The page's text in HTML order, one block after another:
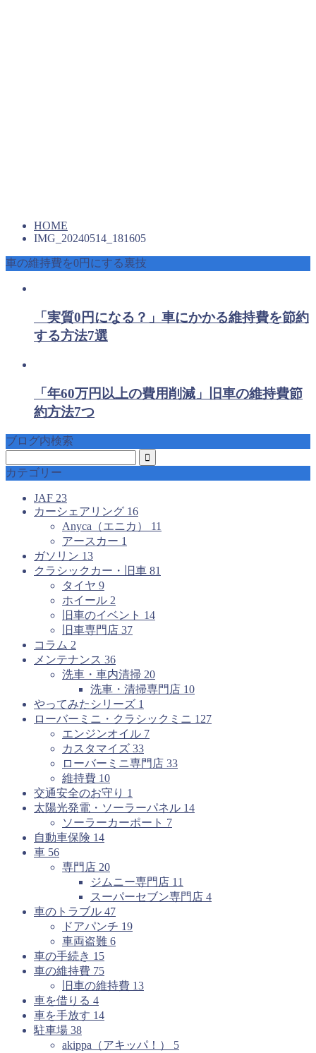
HOME
IMG_20240514_181605
車の維持費を0円にする裏技
「実質0円になる？」車にかかる維持費を節約
する方法7選
「年60万円以上の費用削減」旧車の維持費節
約方法7つ
ブログ内検索
カテゴリー
JAF 23
カーシェアリング 16
Anyca（エニカ） 11
アースカー 1
ガソリン 13
クラシックカー・旧車 81
タイヤ 9
ホイール 2
旧車のイベント 14
旧車専門店 37
コラム 2
メンテナンス 36
洗車・車内清掃 20
洗車・清掃専門店 10
やってみたシリーズ 1
ローバーミニ・クラシックミニ 127
エンジンオイル 7
カスタマイズ 33
ローバーミニ専門店 33
維持費 10
交通安全のお守り 1
太陽光発電・ソーラーパネル 14
ソーラーカーポート 7
自動車保険 14
車 56
専門店 20
ジムニー専門店 11
スーパーセブン専門店 4
車のトラブル 47
ドアパンチ 19
車両盗難 6
車の手続き 15
車の維持費 75
旧車の維持費 13
車を借りる 4
車を手放す 14
駐車場 38
akippa（アキッパ！） 5